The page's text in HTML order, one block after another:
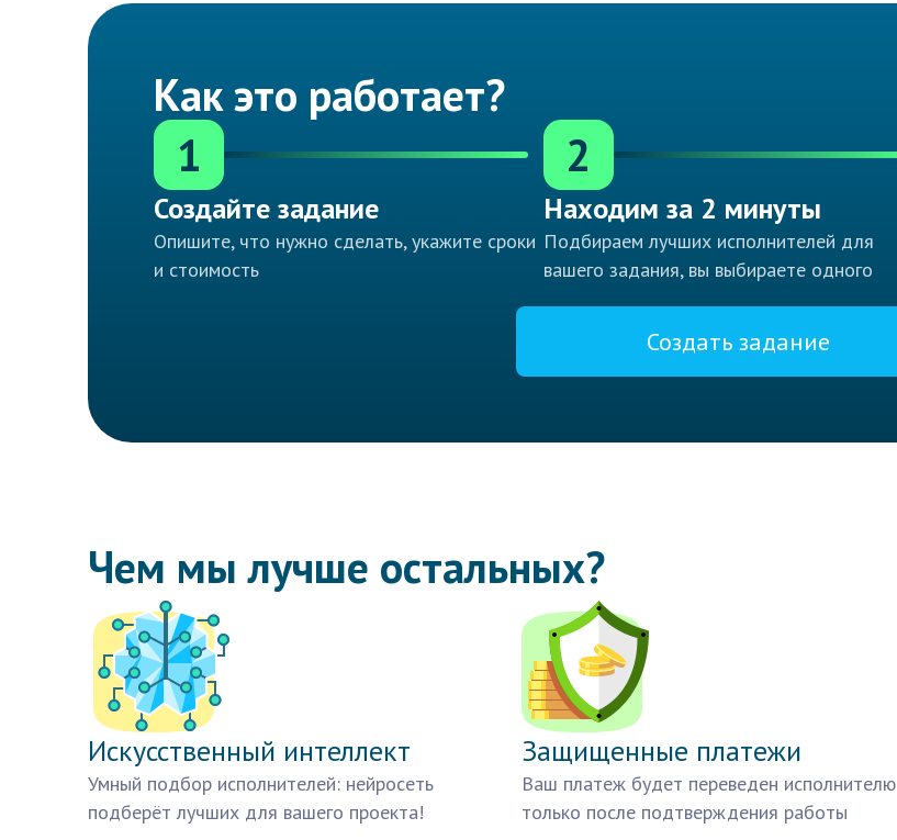
Как это работает?
1
Создайте задание
Опишите, что нужно сделать, укажите сроки
и стоимость
2
Находим за 2 минуты
Подбираем лучших исполнителей для
вашего задания, вы выбираете одного
Создать задание
Чем мы лучше остальных?
Искусственный интеллект
Умный подбор исполнителей: нейросеть
подберёт лучших для вашего проекта!
Защищенные платежи
Ваш платеж будет переведен исполнителю
только после подтверждения работы